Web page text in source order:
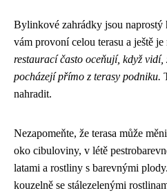
Bylinkové zahrádky jsou naprostý
vám provoní celou terasu a ještě
restaurací často oceňují, když
pocházejí přímo z terasy podniku.
nahradit.
Nezapomeňte, že terasa může
oko cibuloviny, v létě
latami a rostliny s barevnými
kouzelně se stálezelenými